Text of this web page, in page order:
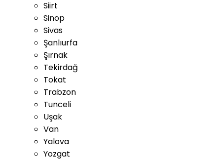
Siirt
Sinop
Sivas
Şanlıurfa
Şırnak
Tekirdağ
Tokat
Trabzon
Tunceli
Uşak
Van
Yalova
Yozgat